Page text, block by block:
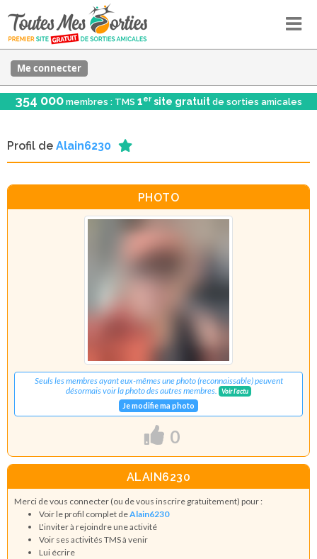
Me connecter
354 000 membres : TMS 1er site gratuit de sorties amicales
Profil de Alain6230
PHOTO
Seuls les membres ayant eux-mêmes une photo (reconnaissable) peuvent
désormais voir la photo des autres membres.
Voir l'actu
Je modifie ma photo
0
ALAIN6230
Merci de vous connecter (ou de vous inscrire gratuitement) pour :
Voir le profil complet deAlain6230
L'inviter à rejoindre une activité
Voir ses activités TMS à venir
Lui écrire